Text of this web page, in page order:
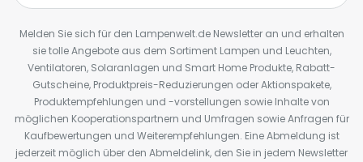
Melden Sie sich für den Lampenwelt.de Newsletter an und erhalten
sie tolle Angebote aus dem Sortiment Lampen und Leuchten,
Ventilatoren, Solaranlagen und Smart Home Produkte, Rabatt-
Gutscheine, Produktpreis-Reduzierungen oder Aktionspakete,
Produktempfehlungen und -vorstellungen sowie Inhalte von
möglichen Kooperationspartnern und Umfragen sowie Anfragen für
Kaufbewertungen und Weiterempfehlungen. Eine Abmeldung ist
jederzeit möglich über den Abmeldelink, den Sie in jedem Newsletter